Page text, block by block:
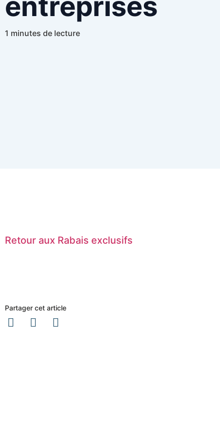
1 minutes de lecture
Retour aux Rabais exclusifs
Partager cet article